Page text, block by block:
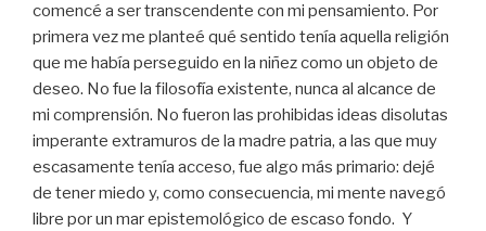
comencé a ser transcendente con mi pensamiento. Por
primera vez me planteé qué sentido tenía aquella religión
que me había perseguido en la niñez como un objeto de
deseo. No fue la filosofía existente, nunca al alcance de
mi comprensión. No fueron las prohibidas ideas disolutas
imperante extramuros de la madre patria, a las que muy
escasamente tenía acceso, fue algo más primario: dejé
de tener miedo y, como consecuencia, mi mente navegó
libre por un mar epistemológico de escaso fondo. Y